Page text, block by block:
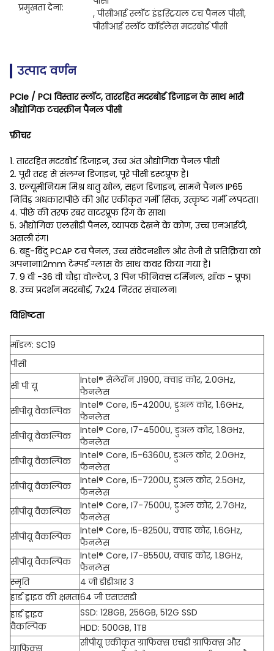
प्रमुखता देना:
, पीसीआई स्लॉट इंडस्ट्रियल टच पैनल पीसी,
पीसीआई स्लॉट कॉर्डलेस मदरबोर्ड पीसी
उत्पाद वर्णन
PCIe / PCI विस्तार स्लॉट, ताररहित मदरबोर्ड डिजाइन के साथ भारी
औद्योगिक टचस्क्रीन पैनल पीसी
फ़ीचर
1. ताररहित मदरबोर्ड डिजाइन, उच्च अंत औद्योगिक पैनल पीसी
2. पूरी तरह से संलग्न डिजाइन, पूरे पीसी डस्टप्रूफ है।
3. एल्यूमीनियम मिश्र धातु खोल, सहज डिजाइन, सामने पैनल IP65
निविड़ अंधकार।पीछे की ओर एकीकृत गर्मी सिंक, उत्कृष्ट गर्मी लंपटता।
4. पीछे की तरफ रबर वाटरप्रूफ रिंग के साथ।
5. औद्योगिक एलसीडी पैनल, व्यापक देखने के कोण, उच्च एनआईटी,
असली रंग।
6. बहु-बिंदु PCAP टच पैनल, उच्च संवेदनशील और तेजी से प्रतिक्रिया को
अपनाना।2mm टेम्पर्ड ग्लास के साथ कवर किया गया है।
7. 9 वी -36 वी चौड़ा वोल्टेज, 3 पिन फीनिक्स टर्मिनल, शॉक - प्रूफ।
8. उच्च प्रदर्शन मदरबोर्ड, 7x24 निरंतर संचालन।
विशिष्टता
मॉडल: SC19
पीसी
सी पी यू
Intel® सेलेरॉन J1900, क्वाड कोर, 2.0GHz,
फैनलेस
सीपीयू वैकल्पिक
Intel® Core, I5-4200U, डुअल कोर, 1.6GHz,
फैनलेस
सीपीयू वैकल्पिक
Intel® Core, I7-4500U, डुअल कोर, 1.8GHz,
फैनलेस
सीपीयू वैकल्पिक
Intel® Core, I5-6360U, डुअल कोर, 2.0GHz,
फैनलेस
सीपीयू वैकल्पिक
Intel® Core, I5-7200U, डुअल कोर, 2.5GHz,
फैनलेस
सीपीयू वैकल्पिक
Intel® Core, I7-7500U, डुअल कोर, 2.7GHz,
फैनलेस
सीपीयू वैकल्पिक
Intel® Core, I5-8250U, क्वाड कोर, 1.6GHz,
फैनलेस
सीपीयू वैकल्पिक
Intel® Core, I7-8550U, क्वाड कोर, 1.8GHz,
फैनलेस
स्मृति
4 जी डीडीआर 3
हार्ड ड्राइव की क्षमता64 जी एसएसडी
हार्ड ड्राइव
वैकल्पिक
SSD: 128GB, 256GB, 512G SSD
HDD: 500GB, 1TB
ग्राफिक्स
सीपीयू एकीकृत ग्राफिक्स एचडी ग्राफिक्स और